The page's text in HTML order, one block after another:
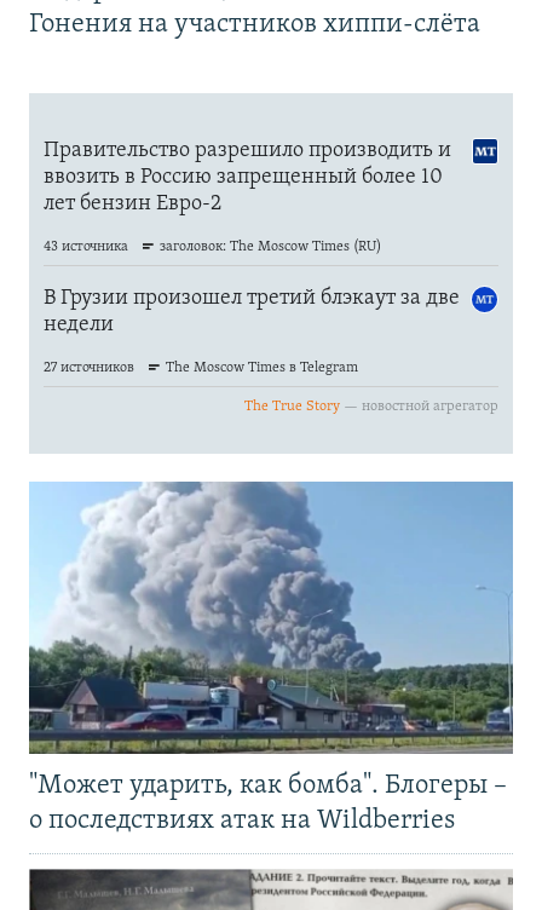
Гонения на участников хиппи-слёта
"Может ударить, как бомба". Блогеры –
о последствиях атак на Wildberries